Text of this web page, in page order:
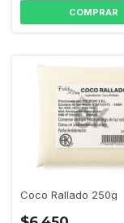
Coco Rallado 250g